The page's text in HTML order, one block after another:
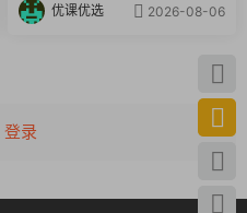
优课优选 2026-08-06
登录